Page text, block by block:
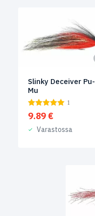
Slinky Deceiver Pu-
Mu
1
9.89 €
Varastossa